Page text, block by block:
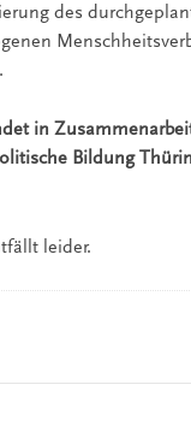
des
in
Bildung
leider.